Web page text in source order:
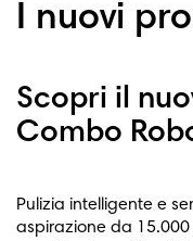
I nuovi
Scopri il
Combo
Pulizia intelligente e
aspirazione da